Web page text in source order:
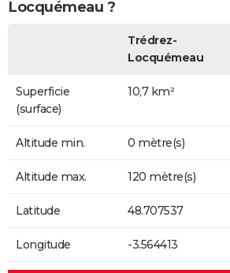
Locquémeau ?
Trédrez-
Locquémeau
Superficie
(surface)
10,7 km²
Altitude min. 0 mètre(s)
Altitude max. 120 mètre(s)
Latitude 48.707537
Longitude -3.564413